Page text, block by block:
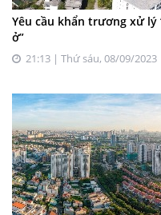
Yêu cầu khẩn trương xử
ở”
21:13 | Thứ sáu, 08/09/2023